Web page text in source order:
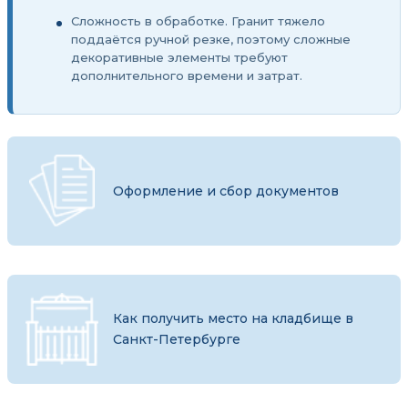
Сложность в обработке. Гранит тяжело
поддаётся ручной резке, поэтому сложные
декоративные элементы требуют
дополнительного времени и затрат.
Оформление и сбор документов
Как получить место на кладбище в
Санкт-Петербурге